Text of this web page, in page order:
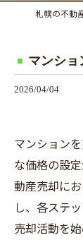
マンショ
2026/04/04
マンション
な価格の設
動産売却に
し、各ステ
売却活動を